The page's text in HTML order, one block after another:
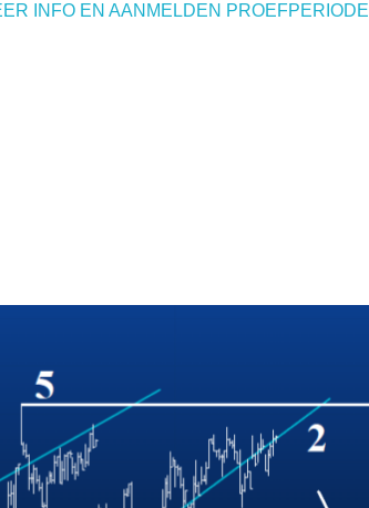
INFO EN AANMELDEN PROEFPERIODE